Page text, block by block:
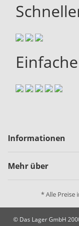
Informationen
Mehr über
* Alle Preise
© Das Lager GmbH